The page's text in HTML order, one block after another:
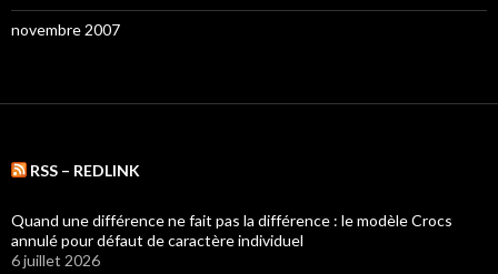
novembre 2007
RSS – REDLINK
Quand une différence ne fait pas la différence : le modèle Crocs
annulé pour défaut de caractère individuel
6 juillet 2026